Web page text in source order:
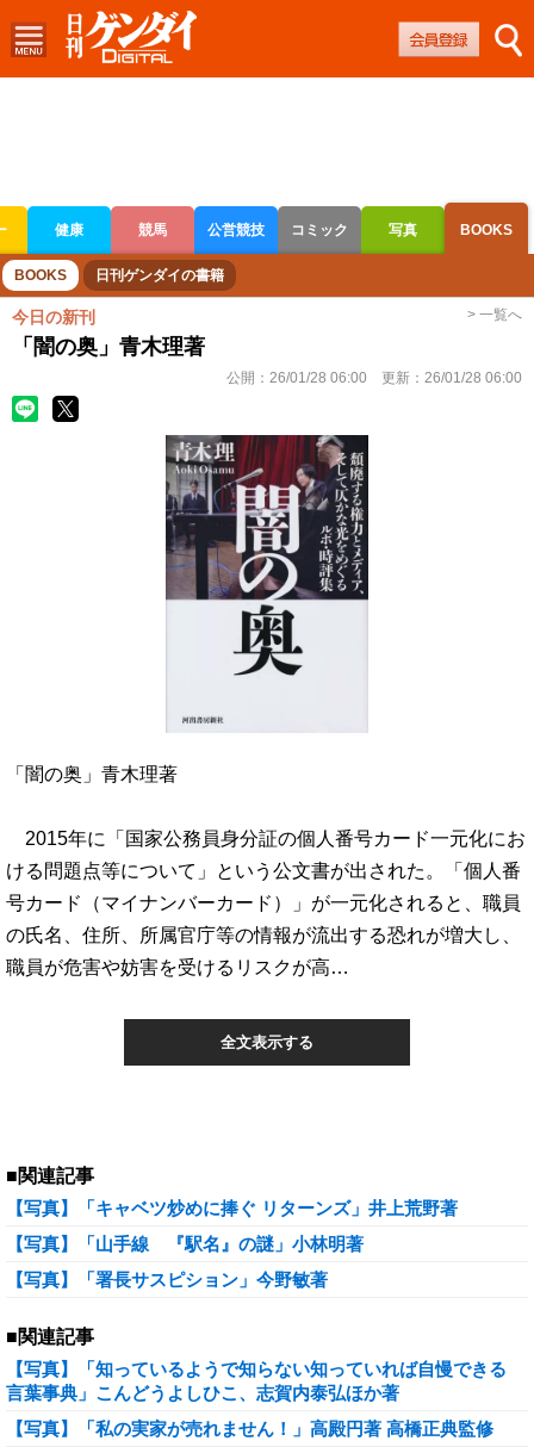
健康 競馬 公営競技 コミック 写真 BOOKS
ボートレース 競輪 オートレース
BOOKS 日刊ゲンダイの書籍
今日の新刊 > 一覧へ
「闇の奥」青木理著
公開： 26/01/28 06:00 更新： 26/01/28 06:00
「闇の奥」青木理著
2015年に「国家公務員身分証の個人番号カード一元化にお
ける問題点等について」という公文書が出された。「個人番
号カード（マイナンバーカード）」が一元化されると、職員
の氏名、住所、所属官庁等の情報が流出する恐れが増大し、
職員が危害や妨害を受けるリスクが高…
全文表示する
■関連記事
【写真】「キャベツ炒めに捧ぐ リターンズ」井上荒野著
【写真】「山手線 『駅名』の謎」小林明著
【写真】「署長サスピション」今野敏著
■関連記事
【写真】「知っているようで知らない知っていれば自慢できる
言葉事典」こんどうよしひこ、志賀内泰弘ほか著
【写真】「私の実家が売れません！」高殿円著 高橋正典監修